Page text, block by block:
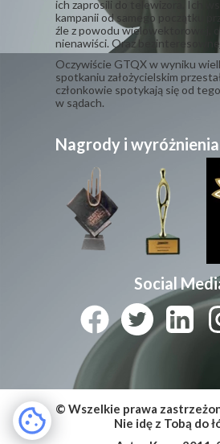
Grupa Twórcza Qlub
Grupę tworzyło kilka
sfrustrowanych indywiduów,
poklasku, pieniędzy i
ich zaprosili do telewizora. Ich
kampanii od samego początku
źle z powodu wielowektorowej,
​Oczywiście GTQX w wyniku
spotkaniu założycielskim
członkowie spotykają się od tego
w sądach.
Social Media
Nagrody i wyróżnienia